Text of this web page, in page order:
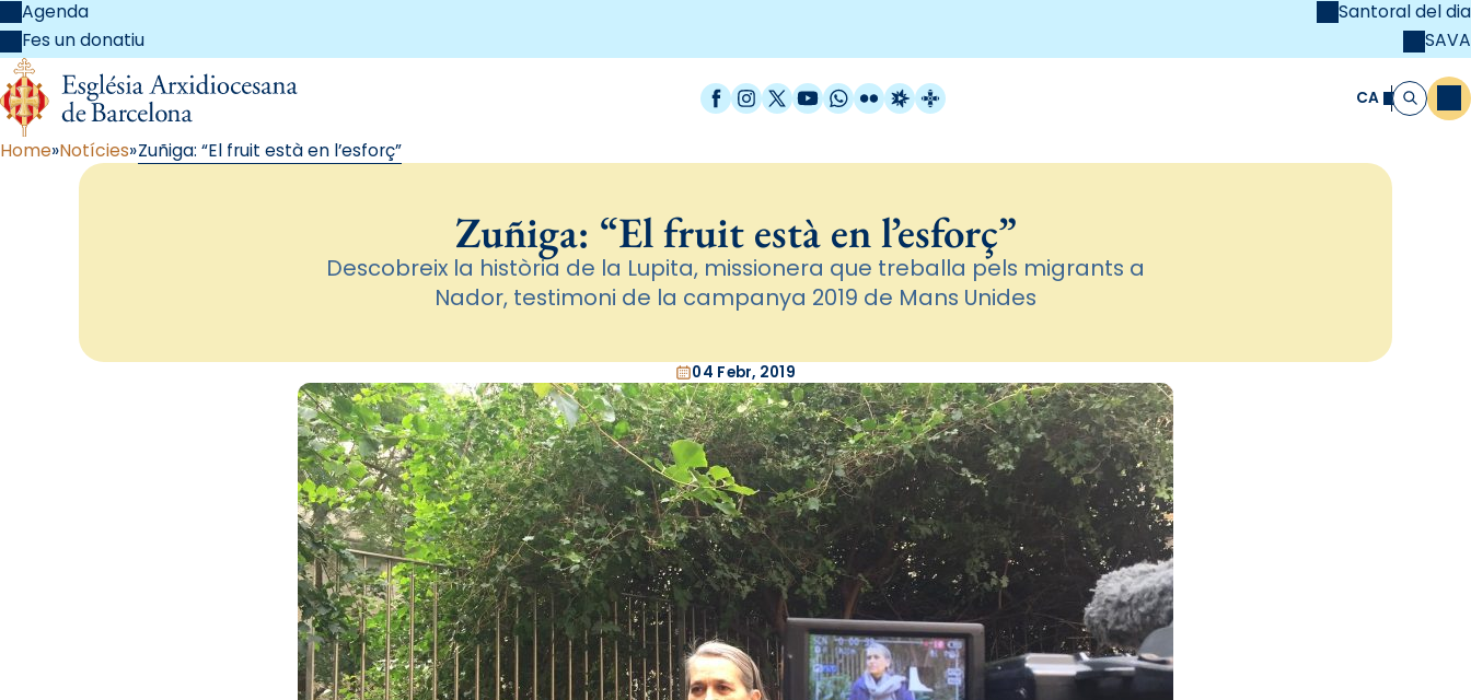
Agenda
Fes un donatiu
Santoral del dia
SAVA
Facebook
Instagram
X / Twitter
YouTube
WhatsApp
FlickrRadio Estel
Catalunya Cristiana CA Cerca
Home Notícies Zuñiga: “El fruit està en l’esforç”
Zuñiga: “El fruit està en l’esforç”
Descobreix la història de la Lupita, missionera que treballa pels migrants a
Nador, testimoni de la campanya 2019 de Mans Unides
04 Febr, 2019